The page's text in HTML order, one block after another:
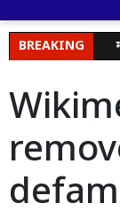
BREAKING
सिंह चीमा